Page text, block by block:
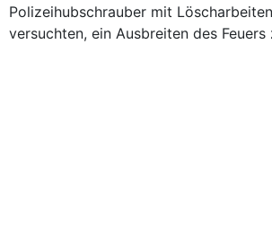
Polizeihubschrauber mit
versuchten, ein Ausbreiten des Feuers